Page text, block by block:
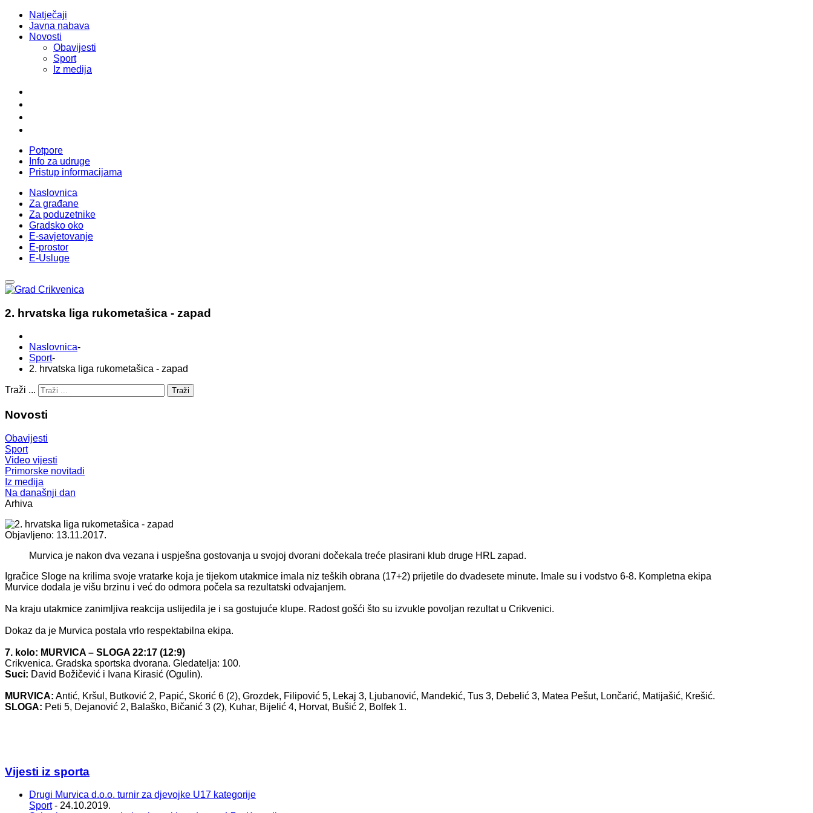
Natječaji
Javna nabava
Novosti
Obavijesti
Sport
Iz medija
Potpore
Info za udruge
Pristup informacijama
Naslovnica
Za građane
Za poduzetnike
Gradsko oko
E-savjetovanje
E-prostor
E-Usluge
2. hrvatska liga rukometašica - zapad
Naslovnica-
Sport-
2. hrvatska liga rukometašica - zapad
Traži ... Traži
Novosti
Obavijesti
Sport
Video vijesti
Primorske novitadi
Iz medija
Na današnji dan
Arhiva
Objavljeno: 13.11.2017.
Murvica je nakon dva vezana i uspješna gostovanja u svojoj dvorani dočekala treće plasirani klub druge HRL zapad.
Igračice Sloge na krilima svoje vratarke koja je tijekom utakmice imala niz teških obrana (17+2) prijetile do dvadesete minute. Imale su i vodstvo 6-8. Kompletna ekipa
Murvice dodala je višu brzinu i već do odmora počela sa rezultatski odvajanjem.
Na kraju utakmice zanimljiva reakcija uslijedila je i sa gostujuće klupe. Radost gošći što su izvukle povoljan rezultat u Crikvenici.
Dokaz da je Murvica postala vrlo respektabilna ekipa.
7. kolo: MURVICA – SLOGA 22:17 (12:9)
Crikvenica. Gradska sportska dvorana. Gledatelja: 100.
Suci: David Božičević i Ivana Kirasić (Ogulin).
MURVICA: Antić, Kršul, Butković 2, Papić, Skorić 6 (2), Grozdek, Filipović 5, Lekaj 3, Ljubanović, Mandekić, Tus 3, Debelić 3, Matea Pešut, Lončarić, Matijašić, Krešić.
SLOGA: Peti 5, Dejanović 2, Balaško, Bičanić 3 (2), Kuhar, Bijelić 4, Horvat, Bušić 2, Bolfek 1.
Vijesti iz sporta
Drugi Murvica d.o.o. turnir za djevojke U17 kategorije
Sport- 24.10.2019.